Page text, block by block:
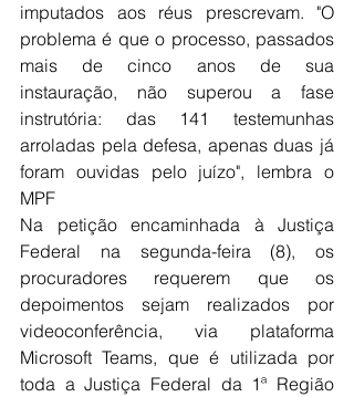
imputados aos réus prescrevam. "O
problema é que o processo, passados
mais de cinco anos de sua
instauração, não superou a fase
instrutória: das 141 testemunhas
arroladas pela defesa, apenas duas já
foram ouvidas pelo juízo", lembra o
MPF
Na petição encaminhada à Justiça
Federal na segunda-feira (8), os
procuradores requerem que os
depoimentos sejam realizados por
videoconferência, via plataforma
Microsoft Teams, que é utilizada por
toda a Justiça Federal da 1ª Região